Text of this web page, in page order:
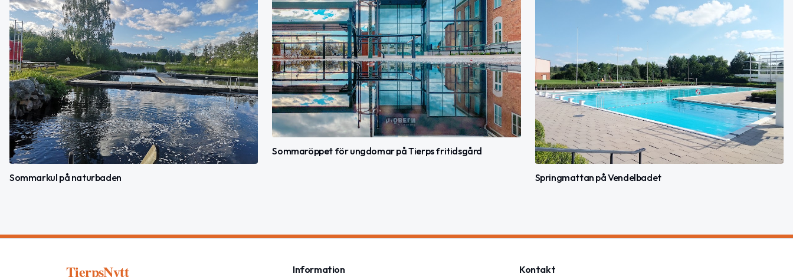
Sommarkul på naturbaden
Sommaröppet för ungdomar på Tierps fritidsgård
Springmattan på Vendelbadet
TierpsNytt Information Kontakt